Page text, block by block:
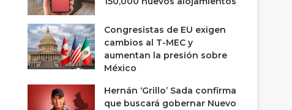
Congresistas de EU exigen
cambios al T-MEC y
aumentan la presión sobre
México
Hernán ‘Grillo’ Sada confirma
que buscará gobernar Nuevo